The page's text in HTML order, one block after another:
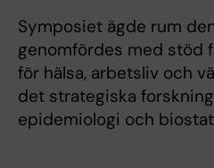
Symposiet ägde rum
genomfördes med stöd
för hälsa, arbetsliv och
det strategiska
epidemiologi och